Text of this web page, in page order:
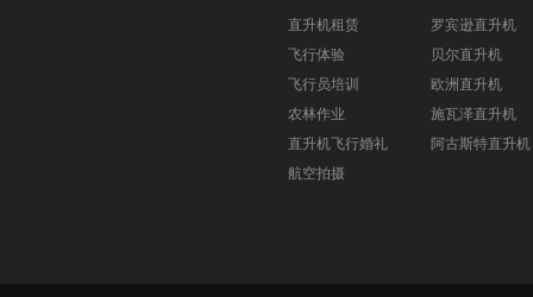
直升机租赁
飞行体验
飞行员培训
农林作业
直升机飞行婚礼
航空拍摄
罗宾逊直升机
贝尔直升机
欧洲直升机
施瓦泽直升机
阿古斯特直升机